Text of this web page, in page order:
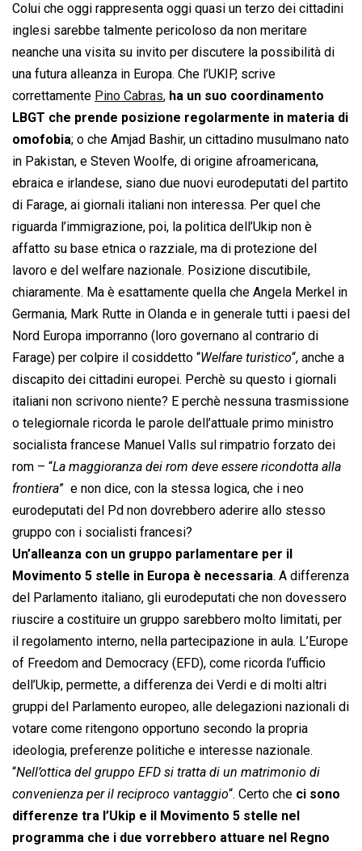
Colui che oggi rappresenta oggi quasi un terzo dei cittadini
inglesi sarebbe talmente pericoloso da non meritare
neanche una visita su invito per discutere la possibilità di
una futura alleanza in Europa. Che l’UKIP, scrive
correttamente Pino Cabras, ha un suo coordinamento
LBGT che prende posizione regolarmente in materia di
omofobia; o che Amjad Bashir, un cittadino musulmano nato
in Pakistan, e Steven Woolfe, di origine afroamericana,
ebraica e irlandese, siano due nuovi eurodeputati del partito
di Farage, ai giornali italiani non interessa. Per quel che
riguarda l’immigrazione, poi, la politica dell’Ukip non è
affatto su base etnica o razziale, ma di protezione del
lavoro e del welfare nazionale. Posizione discutibile,
chiaramente. Ma è esattamente quella che Angela Merkel in
Germania, Mark Rutte in Olanda e in generale tutti i paesi del
Nord Europa imporranno (loro governano al contrario di
Farage) per colpire il cosiddetto “Welfare turistico“, anche a
discapito dei cittadini europei. Perchè su questo i giornali
italiani non scrivono niente? E perchè nessuna trasmissione
o telegiornale ricorda le parole dell’attuale primo ministro
socialista francese Manuel Valls sul rimpatrio forzato dei
rom – “La maggioranza dei rom deve essere ricondotta alla
frontiera”  e non dice, con la stessa logica, che i neo
eurodeputati del Pd non dovrebbero aderire allo stesso
gruppo con i socialisti francesi?
Un’alleanza con un gruppo parlamentare per il
Movimento 5 stelle in Europa è necessaria. A differenza
del Parlamento italiano, gli eurodeputati che non dovessero
riuscire a costituire un gruppo sarebbero molto limitati, per
il regolamento interno, nella partecipazione in aula. L’Europe
of Freedom and Democracy (EFD), come ricorda l’ufficio
dell’Ukip, permette, a differenza dei Verdi e di molti altri
gruppi del Parlamento europeo, alle delegazioni nazionali di
votare come ritengono opportuno secondo la propria
ideologia, preferenze politiche e interesse nazionale.
“Nell’ottica del gruppo EFD si tratta di un matrimonio di
convenienza per il reciproco vantaggio“. Certo che ci sono
differenze tra l’Ukip e il Movimento 5 stelle nel
programma che i due vorrebbero attuare nel Regno